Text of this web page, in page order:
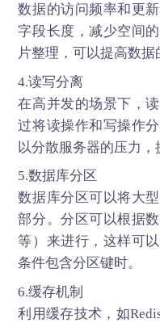
数据的访问频率和更
字段长度，减少空间
片整理，可以提高数据
4.读写分离
在高并发的场景下，
过将读操作和写操作
以分散服务器的压力，
5.数据库分区
数据库分区可以将大
部分。分区可以根据
等）来进行，这样可
条件包含分区键时。
6.缓存机制
利用缓存技术，如